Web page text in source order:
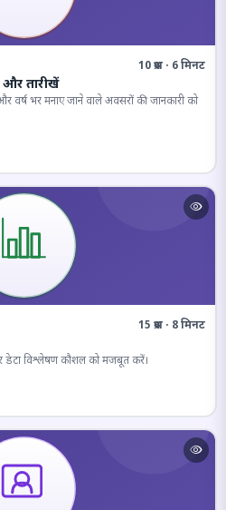
10 प्रश्न · 6 मिनट
और तारीखें
वर्ष भर मनाए जाने वाले अवसरों की जानकारी को
15 प्रश्न · 8 मिनट
डेटा विश्लेषण कौशल को मजबूत करें।